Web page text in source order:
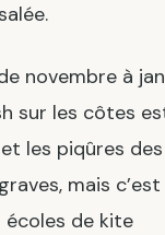
novembre à
sur les côtes
les piqûres des
mais c’est
écoles de kite